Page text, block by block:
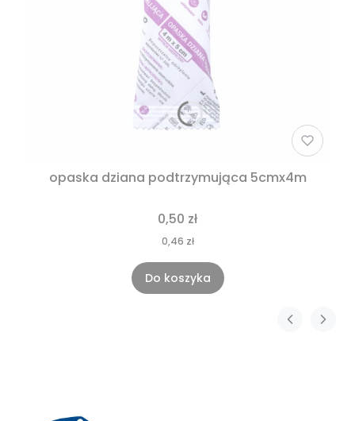
opaska dziana podtrzymująca 5cmx4m
0,50 zł
0,46 zł
Do koszyka